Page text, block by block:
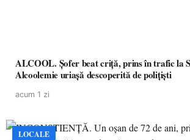
ALCOOL. Șofer beat criță, prins în trafic la
Alcoolemie uriașă descoperită de polițiști
acum 1 zi
LOCALE